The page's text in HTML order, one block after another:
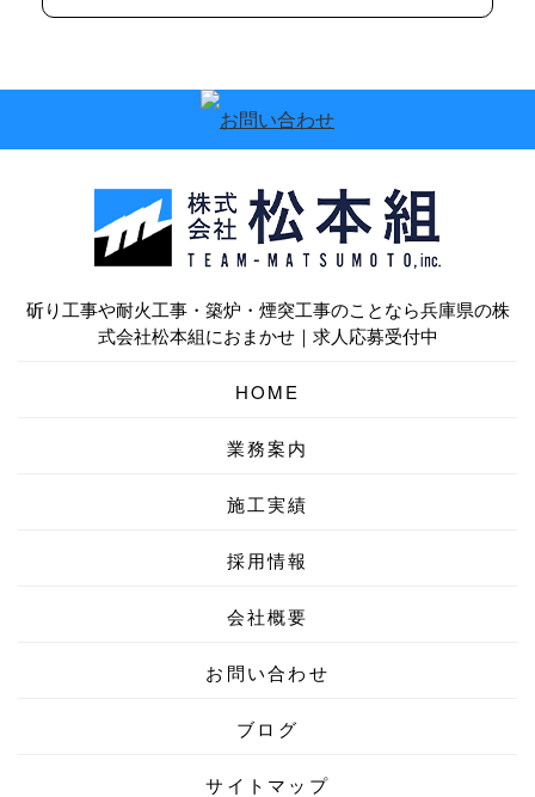
斫り工事や耐火工事・築炉・煙突工事のことなら兵庫県の株
式会社松本組におまかせ｜求人応募受付中
HOME
業務案内
施工実績
採用情報
会社概要
お問い合わせ
ブログ
サイトマップ